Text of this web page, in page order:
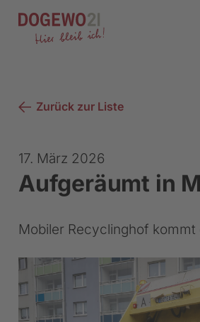
Zurück zur Liste
17. März 2026
Aufgeräumt in
Mobiler Recyclinghof kommt